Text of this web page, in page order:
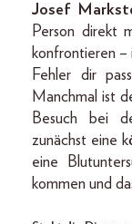
Josef
Person direkt
konfrontieren –
Fehler dir
Manchmal ist
Besuch bei
zunächst eine
eine
kommen und